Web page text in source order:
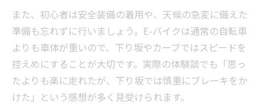
また、初心者は安全装備の着用や、天候の急変に備えた
準備も忘れずに行いましょう。E-バイクは通常の自転車
よりも車体が重いので、下り坂やカーブではスピードを
控えめにすることが大切です。実際の体験談でも「思っ
たよりも楽に走れたが、下り坂では慎重にブレーキをか
けた」という感想が多く見受けられます。